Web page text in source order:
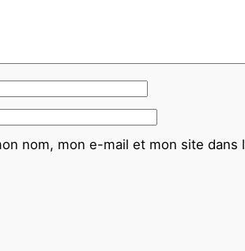
nom, mon e-mail et mon site